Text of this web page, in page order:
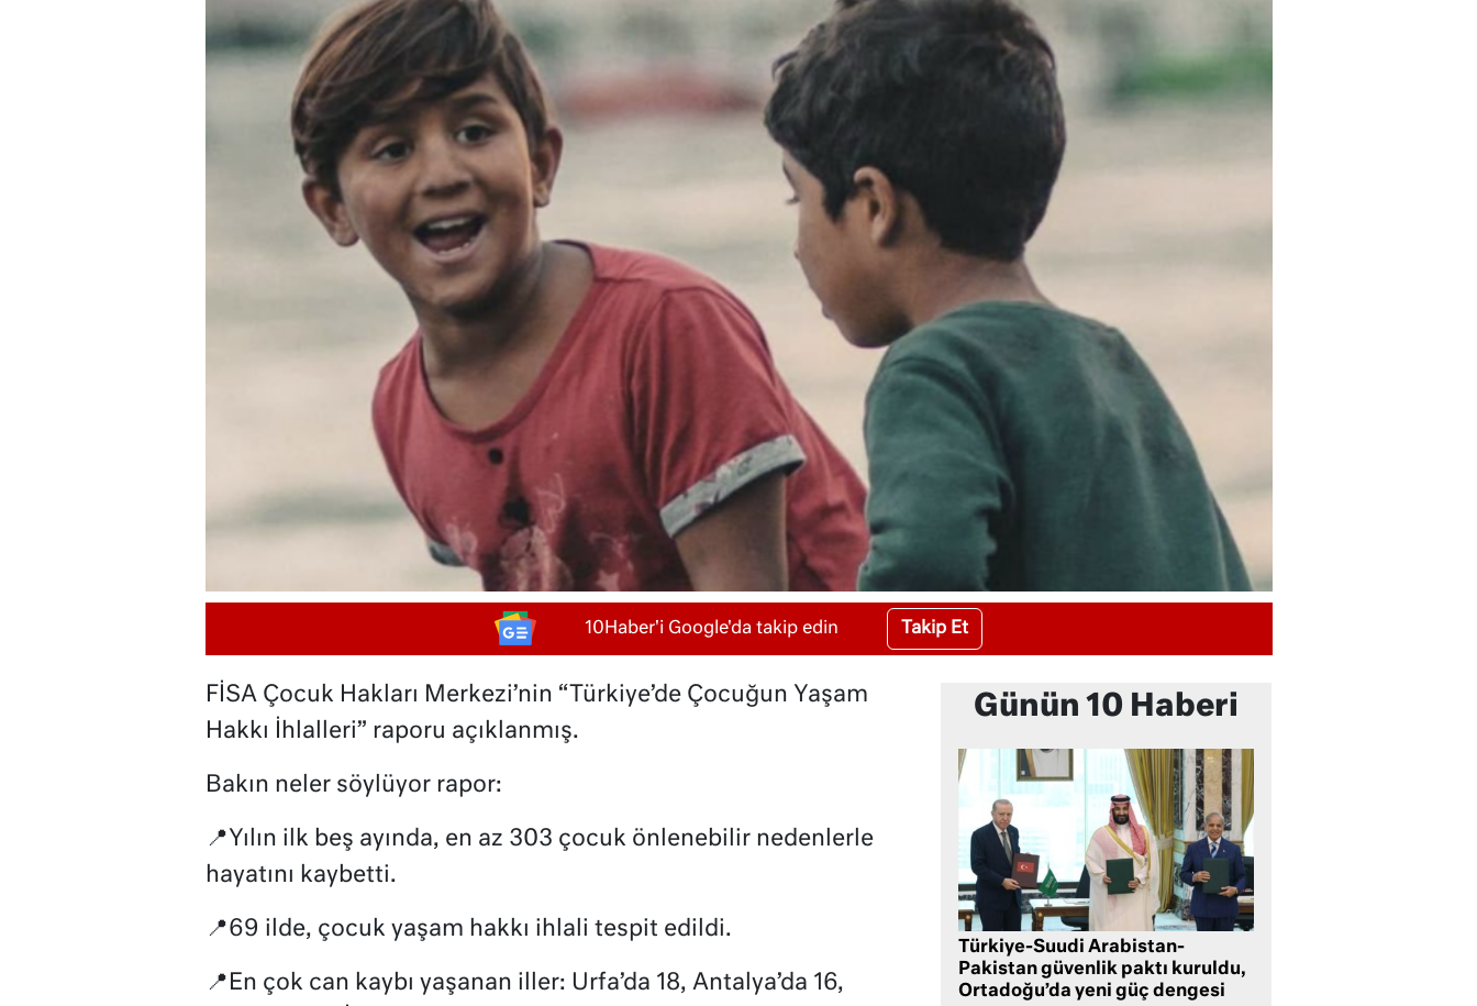
10Haber'i Google'da takip edin Takip Et
FİSA Çocuk Hakları Merkezi’nin “Türkiye’de Çocuğun Yaşam
Hakkı İhlalleri” raporu açıklanmış.
Bakın neler söylüyor rapor:
📍Yılın ilk beş ayında, en az 303 çocuk önlenebilir nedenlerle
hayatını kaybetti.
📍69 ilde, çocuk yaşam hakkı ihlali tespit edildi.
📍En çok can kaybı yaşanan iller: Urfa’da 18, Antalya’da 16,
Günün 10 Haberi
Türkiye-Suudi Arabistan-
Pakistan güvenlik paktı kuruldu,
Ortadoğu’da yeni güç dengesi